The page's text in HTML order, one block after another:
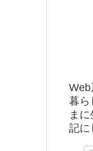
Web
暮ら
ま
記に